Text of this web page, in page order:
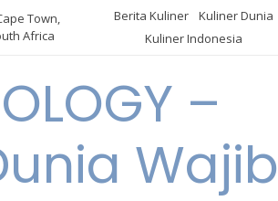
Town,
Africa
Berita Kuliner
Kuliner Dunia
Kuliner Indonesia
–
Wajib